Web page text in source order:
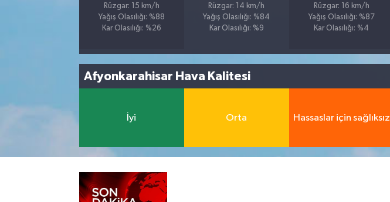
Rüzgar: 15 km/h
Yağış Olasılığı: %88
Kar Olasılığı: %26
Rüzgar: 14 km/h
Yağış Olasılığı: %84
Kar Olasılığı: %9
Rüzgar: 16 km/h
Yağış Olasılığı: %87
Kar Olasılığı: %4
Afyonkarahisar Hava Kalitesi
İyi Orta Hassaslar için sağlıksız